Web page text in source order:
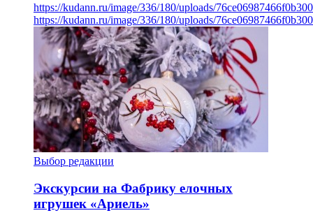
https://kudann.ru/image/336/180/uploads/
https://kudann.ru/image/336/180/uploads/
Выбор редакции
Экскурсии на Фабрику елочных
игрушек «Ариель»